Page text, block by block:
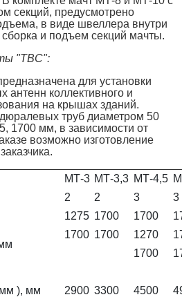
секций, предусмотрено
в виде швеллера внутри
сборка и подъем секций мачты.
"ТВС":
для установки
антенн коллективного и
на крышах зданий.
труб диаметром 50
1700 мм, в зависимости от
возможно изготовление
МТ-3 МТ-3,3 МТ-4,5
2 2 3 3
1275 1700 1700
1700 1700 1270
1700
), мм 2900 3300 4500